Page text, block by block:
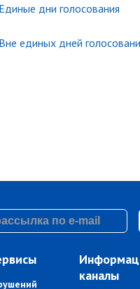
Единые дни голосования
Вне единых дней
каналы